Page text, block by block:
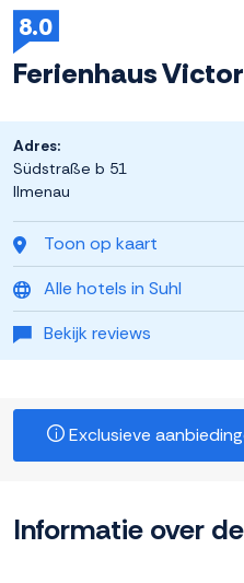
8.0
Ferienhaus
Toon op kaart
Alle hotels in Suhl
Bekijk reviews
Adres:
Südstraße b 51
Ilmenau
Exclusieve
Informatie over